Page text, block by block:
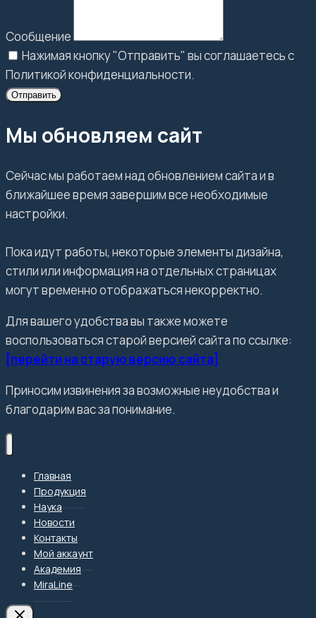
Сообщение
Нажимая кнопку "Отправить" вы соглашаетесь с
Политикой конфиденциальности.
Отправить
Мы обновляем сайт
Сейчас мы работаем над обновлением сайта и в
ближайшее время завершим все необходимые
настройки.
Пока идут работы, некоторые элементы дизайна,
стили или информация на отдельных страницах
могут временно отображаться некорректно.
Для вашего удобства вы также можете
воспользоваться старой версией сайта по ссылке:
[перейти на старую версию сайта]
Приносим извинения за возможные неудобства и
благодарим вас за понимание.
Главная
Продукция
Наука
Новости
Контакты
Мой аккаунт
Академия
MiraLine